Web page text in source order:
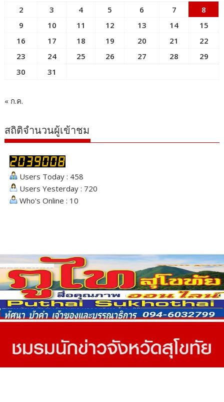
2
3 4 5 6 7
8
9
10 11 12 13 14
15
16
17 18 19 20 21
22
23
24 25 26 27 28
29
30
31
« ก.ค.
สถิติจำนวนผู้เข้าชม
Users Today : 458
Users Yesterday : 720
Who's Online : 10